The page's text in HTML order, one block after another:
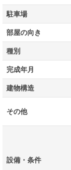
駐車場
部屋の向き
種別
完成年月
建物構造
その他
設備・条件